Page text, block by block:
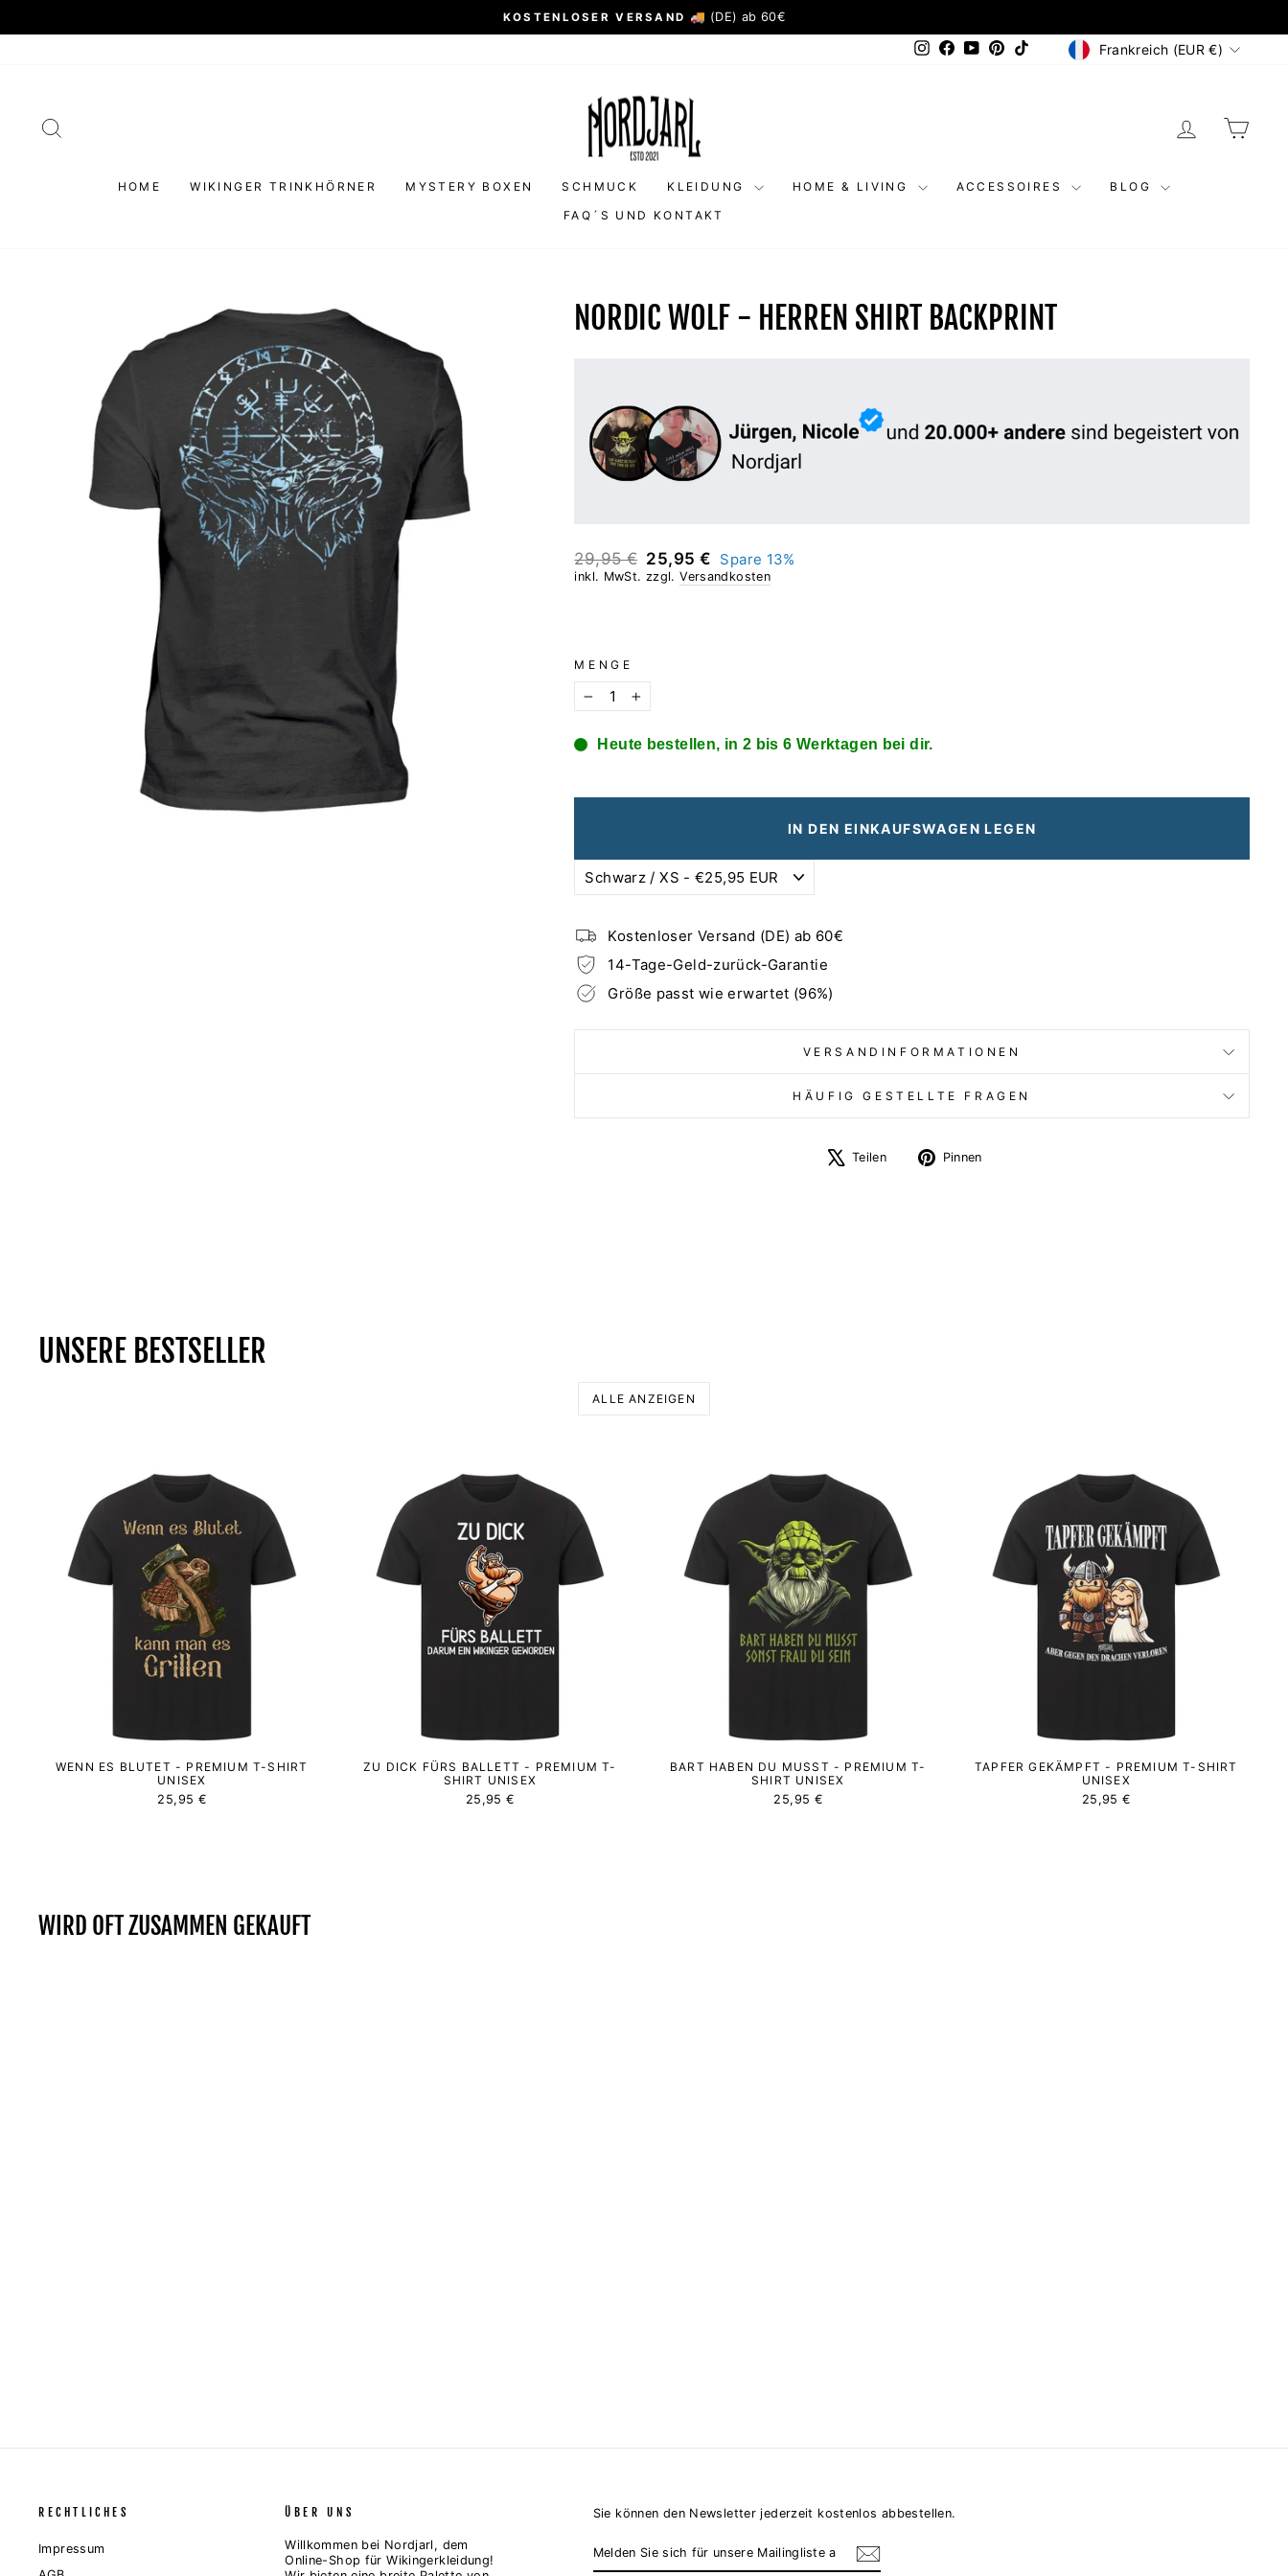
□
Pause
KOSTENLOSER VERSAND 🚚 (DE) ab 60€
Instagram
FacebookYouTube
Pinterest WÄHRUNG
Frankreich (EUR €)
EINLOGGEN
HOME WIKINGER TRINKHÖRNER MYSTERY BOXEN SCHMUCK KLEIDUNG HOME & LIVING ACCESSOIRES
BLOG
FAQ´S UND KONTAKT
NORDIC WOLF - HERREN SHIRT BACKPRINT
Normaler
Preis
29,95 € Sonderpreis
25,95 € Spare 13%
inkl. MwSt. zzgl.Versandkosten
MENGE
− +
Heute bestellen, in 2 bis 6 Werktagen bei dir.
IN DEN EINKAUFSWAGEN LEGEN
Kostenloser Versand (DE) ab 60€
14-Tage-Geld-zurück-Garantie
Größe passt wie erwartet (96%)
VERSANDINFORMATIONEN
HÄUFIG GESTELLTE FRAGEN
Teilen
Auf
Pinnen
UNSERE BESTSELLER
ALLE ANZEIGEN
WENN ES BLUTET - PREMIUM T-SHIRT
UNISEX
25,95 €
ZU DICK FÜRS BALLETT - PREMIUM T-
SHIRT UNISEX
25,95 €
BART HABEN DU MUSST - PREMIUM T-
SHIRT UNISEX
25,95 €
TAPFER GEKÄMPFT - PREMIUM T-SHIRT
UNISEX
25,95 €
WIRD OFT ZUSAMMEN GEKAUFT
RECHTLICHES
Impressum
ÜBER UNS
Willkommen bei Nordjarl, dem
Online-Shop für Wikingerkleidung!
Sie können den Newsletter jederzeit kostenlos abbestellen.
SIE